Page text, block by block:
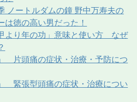
ノートルダムの鐘 野中万寿夫の
は徳の高い男だった！
より年の功」意味と使い方 なぜ
片頭痛の症状・治療・予防につ
緊張型頭痛の症状・治療につい